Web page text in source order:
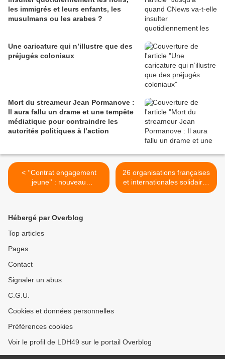
les immigrés et leurs enfants, les
musulmans ou les arabes ?
Une caricature qui n’illustre que des
préjugés coloniaux
Mort du streameur Jean Pormanove :
Il aura fallu un drame et une tempête
médiatique pour contraindre les
autorités politiques à l’action
< ‘‘Contrat engagement
jeune’’ : nouveau
renoncement du
26 organisations françaises
et internationales solidaires
de six ONG palestiniennes
Hébergé par Overblog
Top articles
Pages
Contact
Signaler un abus
C.G.U.
Cookies et données personnelles
Préférences cookies
Voir le profil de LDH49 sur le portail Overblog